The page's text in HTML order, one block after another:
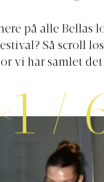
på alle Bellas
Så scroll
vi har samlet
1/